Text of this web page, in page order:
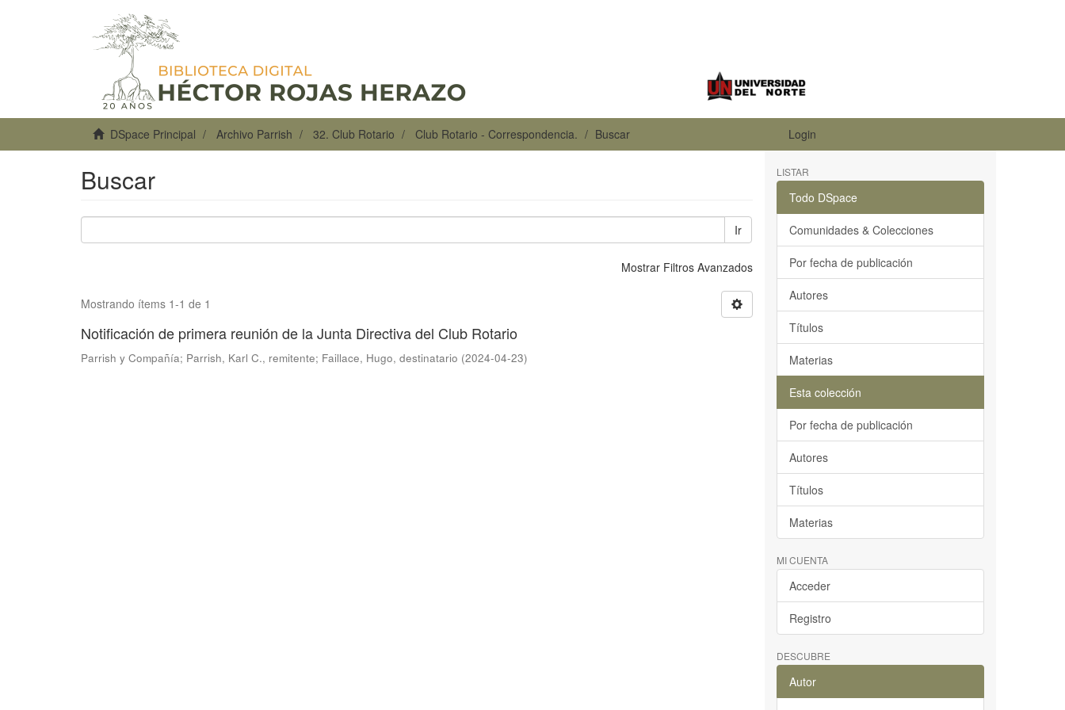
DSpace Principal Archivo Parrish 32. Club Rotario Club Rotario - Correspondencia. Buscar Login
Buscar
Ir
Mostrar Filtros Avanzados
Mostrando ítems 1-1 de 1
Notificación de primera reunión de la Junta Directiva del Club Rotario
Parrish y Compañía; Parrish, Karl C., remitente; Faillace, Hugo, destinatario (2024-04-23)
LISTAR
Todo DSpace
Comunidades & Colecciones
Por fecha de publicación
Autores
Títulos
Materias
Esta colección
Por fecha de publicación
Autores
Títulos
Materias
MI CUENTA
Acceder
Registro
DESCUBRE
Autor